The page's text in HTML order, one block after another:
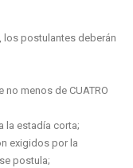
los postulantes deberán
menos de CUATRO
la estadía corta;
exigidos por la
postula;